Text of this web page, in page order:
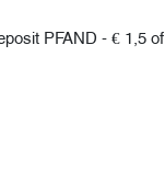
PFAND - € 1,5